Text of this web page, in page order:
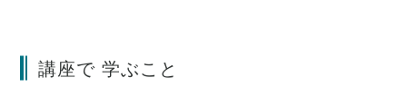
講座で 学ぶこと